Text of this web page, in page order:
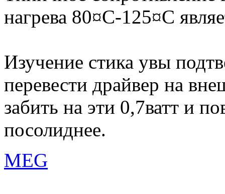
нагрева 80¤С-125¤С
Изучение стика увы
перевести драйвер на
забить на эти 0,7ватт и
посолиднее.
MEG